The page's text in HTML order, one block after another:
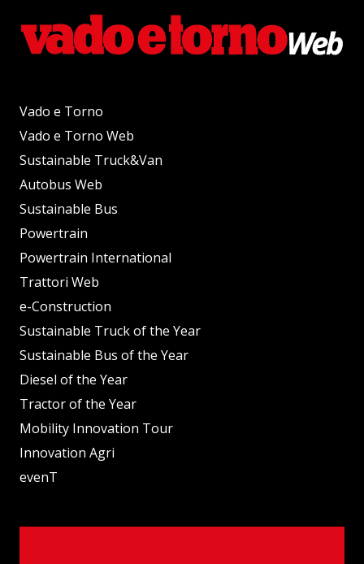
Vado e Torno
Vado e Torno Web
Sustainable Truck&Van
Autobus Web
Sustainable Bus
Powertrain
Powertrain International
Trattori Web
e-Construction
Sustainable Truck of the Year
Sustainable Bus of the Year
Diesel of the Year
Tractor of the Year
Mobility Innovation Tour
Innovation Agri
evenT